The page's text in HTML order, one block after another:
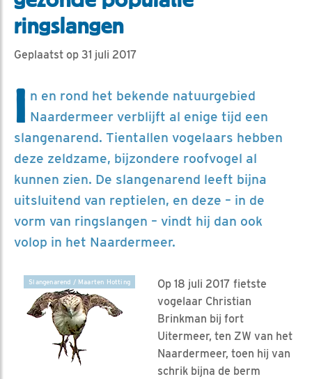
ringslangen
Geplaatst op 31 juli 2017
I n en rond het bekende natuurgebied
Naardermeer verblijft al enige tijd een
slangenarend. Tientallen vogelaars hebben
deze zeldzame, bijzondere roofvogel al
kunnen zien. De slangenarend leeft bijna
uitsluitend van reptielen, en deze – in de
vorm van ringslangen – vindt hij dan ook
volop in het Naardermeer.
Slangenarend / Maarten Hotting
Op 18 juli 2017 fietste
vogelaar Christian
Brinkman bij fort
Uitermeer, ten ZW van het
Naardermeer, toen hij van
schrik bijna de berm